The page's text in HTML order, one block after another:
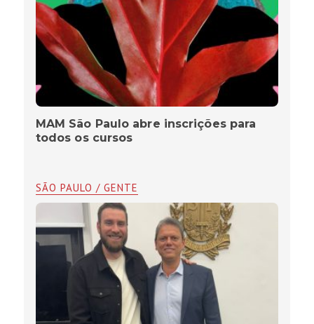
MAM São Paulo abre inscrições para
todos os cursos
SÃO PAULO / GENTE